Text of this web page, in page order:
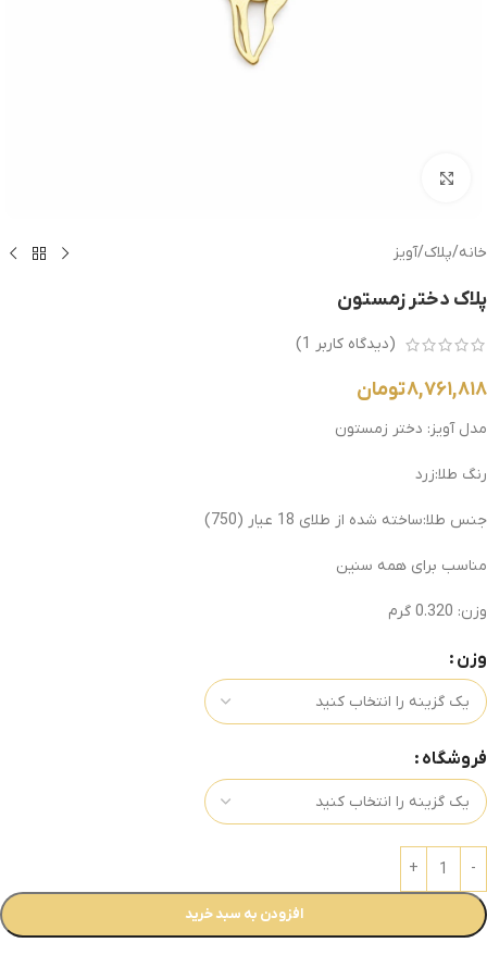
خانه/پلاک/آویز
پلاک دختر زمستون
(دیدگاه کاربر 1
)
۸,۷۶۱,۸۱۸تومان
مدل آویز: دختر زمستون
رنگ طلا:زرد
جنس طلا:ساخته شده از طلای 18 عیار (750)
مناسب برای همه سنین
وزن: 0.320 گرم
وزن
فروشگاه
افزودن به سبد خرید